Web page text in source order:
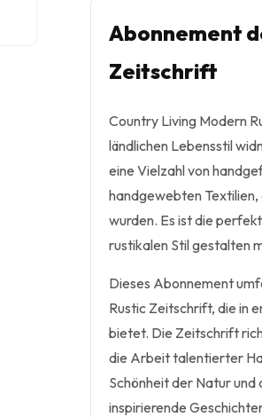
Abonnement
Zeitschrift
Country Living Modern
ländlichen Lebensstil
eine Vielzahl von
handgewebten
wurden. Es ist die
rustikalen Stil gestalten
Dieses Abonnement
Rustic Zeitschrift, die in
bietet. Die Zeitschrift
die Arbeit talentierter
Schönheit der Natur und
inspirierende